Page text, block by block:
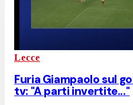
Lecce
Furia Giampaolo sul
tv: "A parti invertite..."